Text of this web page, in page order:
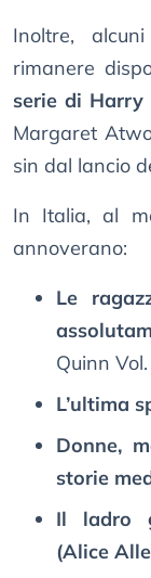
Inoltre,
rimanere
serie di Harry
Margaret
sin dal lancio
In Italia, al
annoverano:
Le
Quinn
L’ultima
Donne,
storie
Il ladro
(Alice